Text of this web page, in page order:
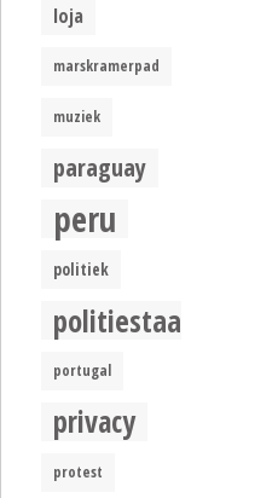
loja
marskramerpad
muziek
paraguay
peru
politiek
politiestaat
portugal
privacy
protest